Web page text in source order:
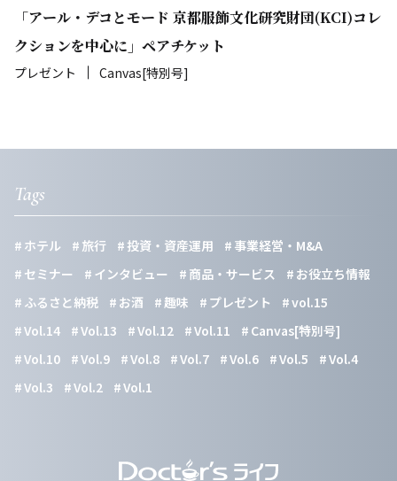
「アール・デコとモード 京都服飾文化研究財団(KCI)コレ
クションを中心に」ペアチケット
プレゼント Canvas[特別号]
Tags
ホテル 旅行 投資・資産運用
事業経営・M&A
セミナー
インタビュー 商品・サービス
お役立ち情報
ふるさと納税
お酒 趣味 プレゼント
vol.15
Vol.14
Vol.13 Vol.12 Vol.11
Canvas[特別号]
Vol.10
Vol.9 Vol.8 Vol.7 Vol.6 Vol.5
Vol.4
Vol.3
Vol.2 Vol.1